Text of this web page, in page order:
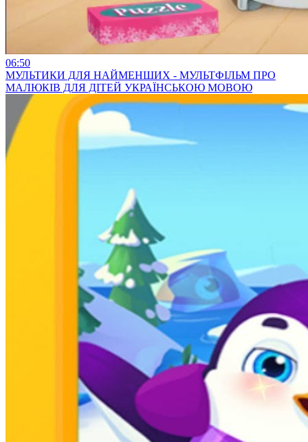
06:50
МУЛЬТИКИ ДЛЯ НАЙМЕНШИХ - МУЛЬТФІЛЬМ ПРО
МАЛЮКІВ ДЛЯ ДІТЕЙ УКРАЇНСЬКОЮ МОВОЮ